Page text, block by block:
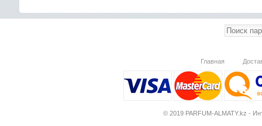
Главная
© 2019 PARFUM-ALMATY.kz -